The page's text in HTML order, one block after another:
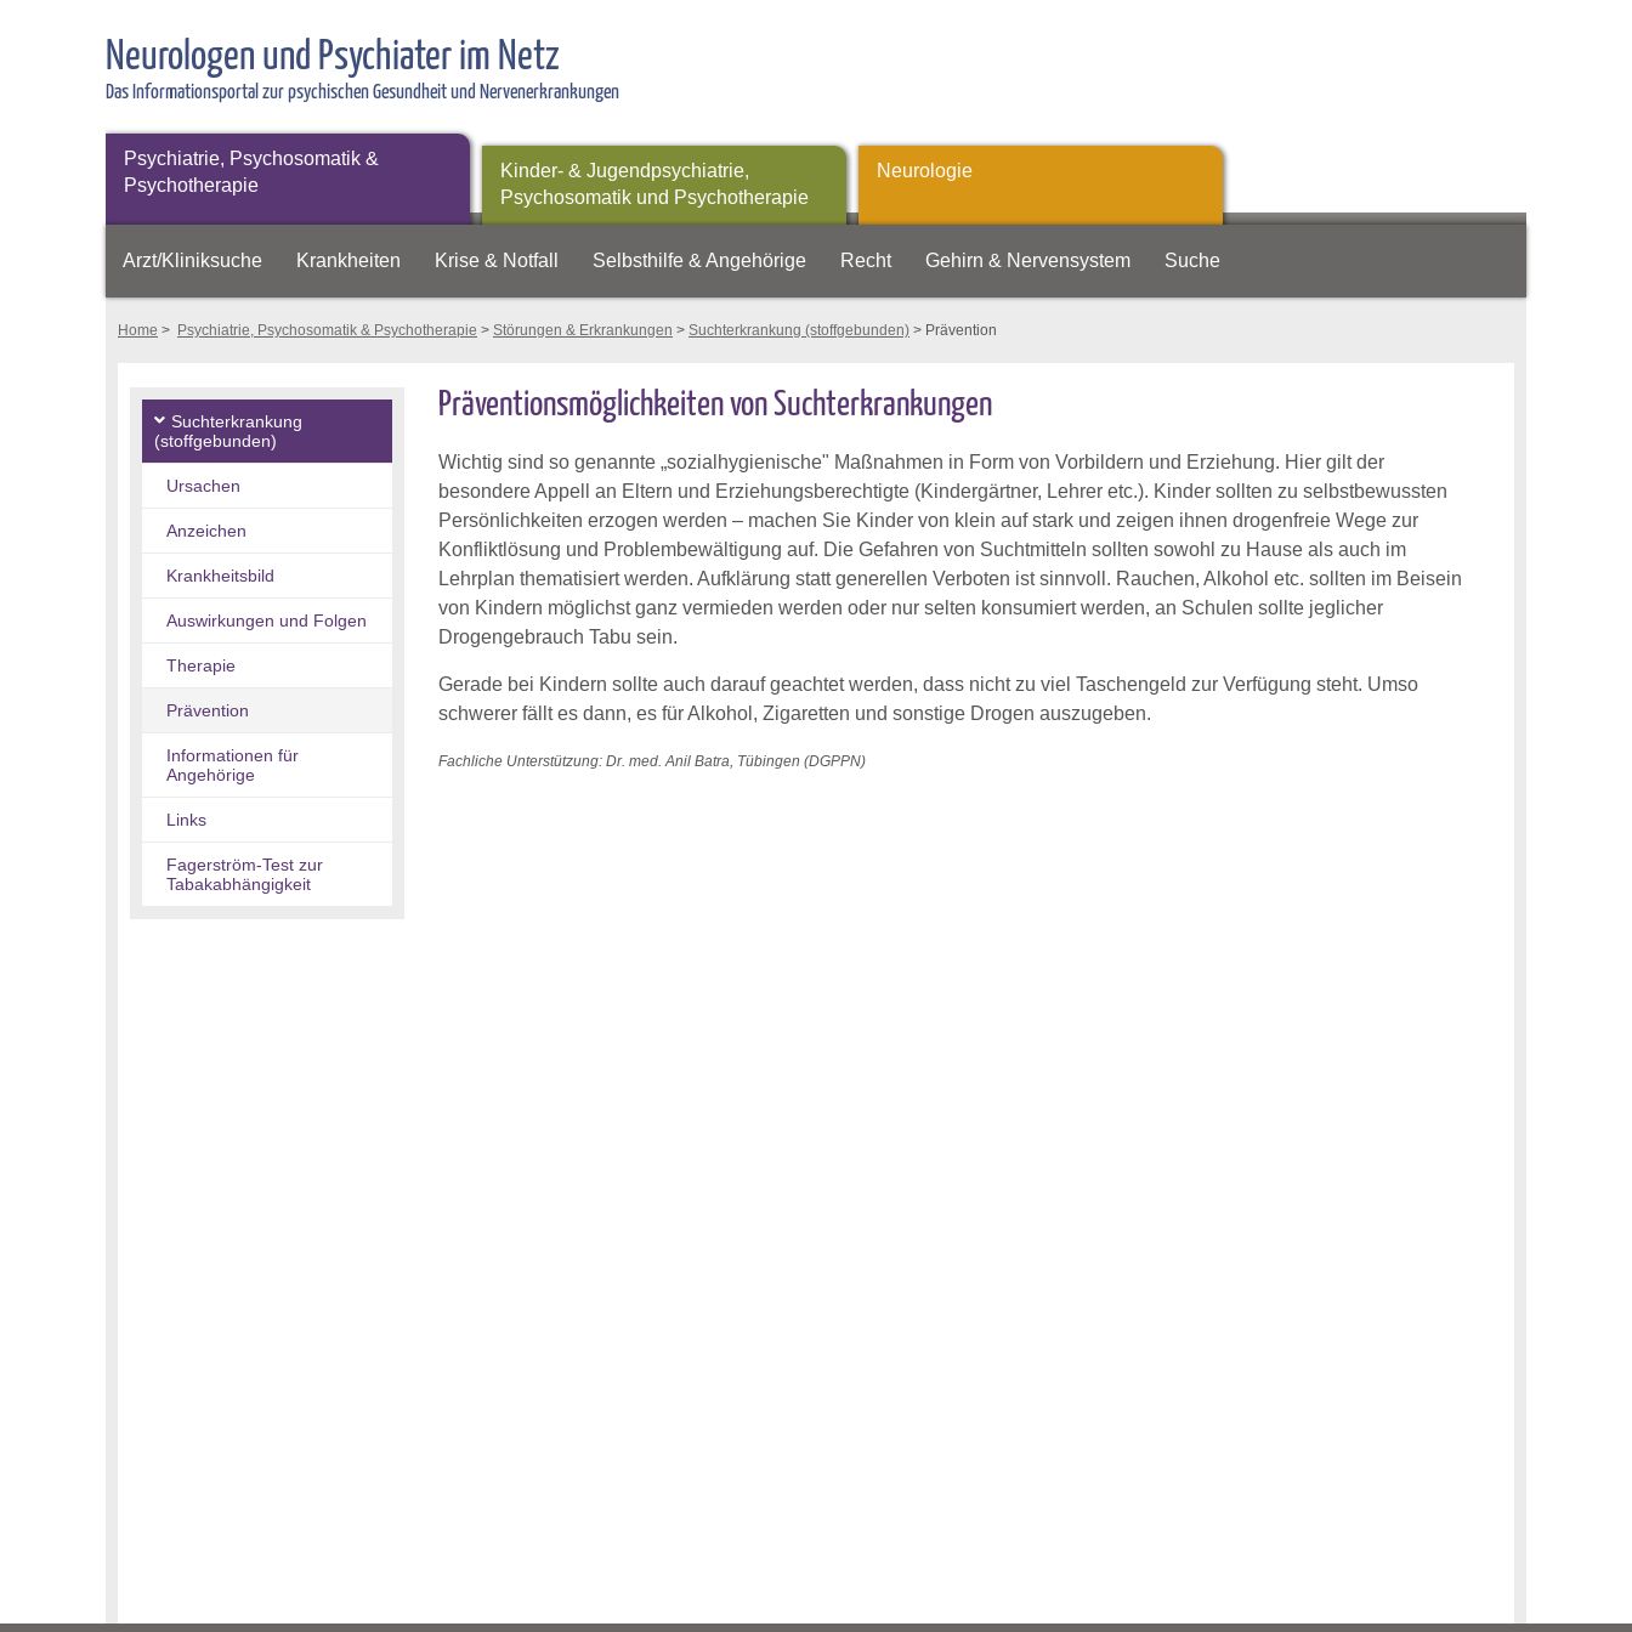
Neurologen und Psychiater im Netz
Das Informationsportal zur psychischen Gesundheit und Nervenerkrankungen
Psychiatrie, Psychosomatik &
Psychotherapie
Kinder- & Jugendpsychiatrie,
Psychosomatik und Psychotherapie
Neurologie
Arzt/Kliniksuche Krankheiten Krise & Notfall Selbsthilfe & Angehörige Recht Gehirn & Nervensystem Suche
Home > Psychiatrie, Psychosomatik & Psychotherapie > Störungen & Erkrankungen > Suchterkrankung (stoffgebunden) > Prävention
Suchterkrankung
(stoffgebunden)
Ursachen
Anzeichen
Krankheitsbild
Auswirkungen und Folgen
Therapie
Prävention
Informationen für
Angehörige
Links
Fagerström-Test zur
Tabakabhängigkeit
Präventionsmöglichkeiten von Suchterkrankungen
Wichtig sind so genannte „sozialhygienische" Maßnahmen in Form von Vorbildern und Erziehung. Hier gilt der
besondere Appell an Eltern und Erziehungsberechtigte (Kindergärtner, Lehrer etc.). Kinder sollten zu selbstbewussten
Persönlichkeiten erzogen werden – machen Sie Kinder von klein auf stark und zeigen ihnen drogenfreie Wege zur
Konfliktlösung und Problembewältigung auf. Die Gefahren von Suchtmitteln sollten sowohl zu Hause als auch im
Lehrplan thematisiert werden. Aufklärung statt generellen Verboten ist sinnvoll. Rauchen, Alkohol etc. sollten im Beisein
von Kindern möglichst ganz vermieden werden oder nur selten konsumiert werden, an Schulen sollte jeglicher
Drogengebrauch Tabu sein.
Gerade bei Kindern sollte auch darauf geachtet werden, dass nicht zu viel Taschengeld zur Verfügung steht. Umso
schwerer fällt es dann, es für Alkohol, Zigaretten und sonstige Drogen auszugeben.
Fachliche Unterstützung: Dr. med. Anil Batra, Tübingen (DGPPN)